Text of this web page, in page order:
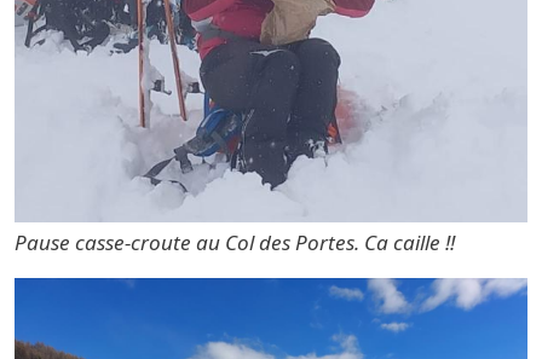
Pause casse-croute au Col des Portes. Ca caille !!